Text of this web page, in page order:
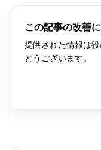
この記事の改善
提供された情報は
とうございます。